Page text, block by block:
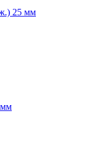
25 мм
мм